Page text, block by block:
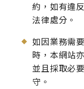
約，如有違
法律處分。
如因業務需
時，本網站
並且採取必
守。